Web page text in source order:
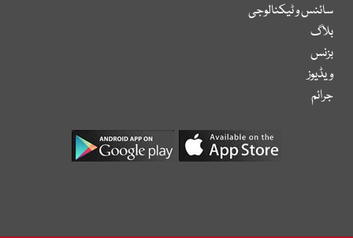
سائنس و ٹیکنالوجی
بلاگ
بزنس
ویڈیوز
جرائم